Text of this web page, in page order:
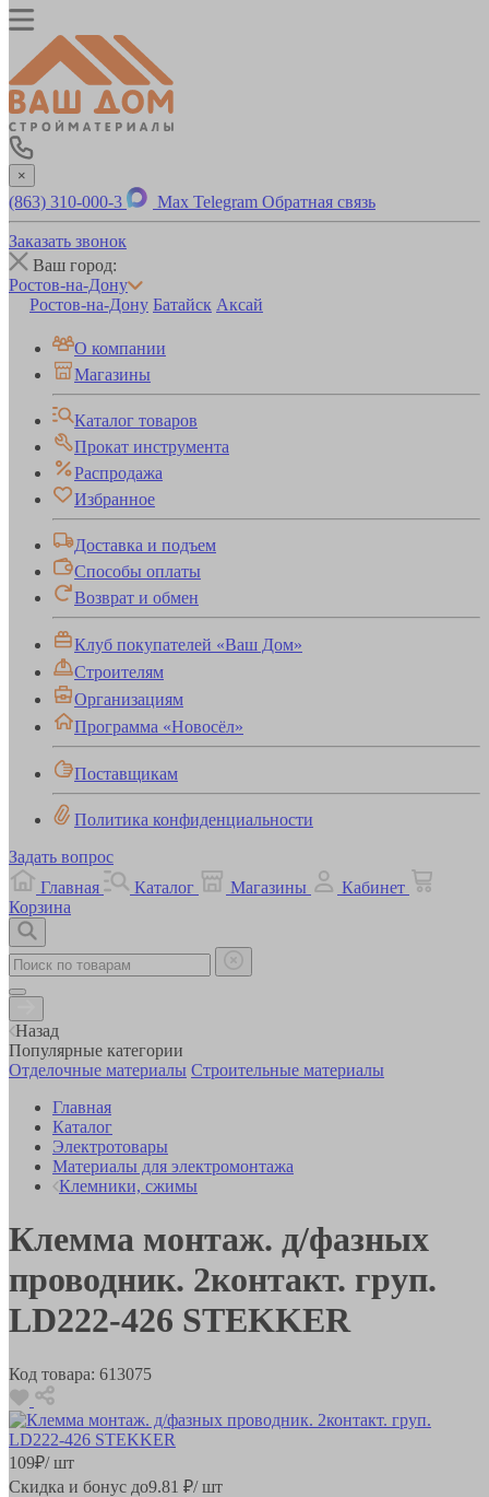
×
(863) 310-000-3 Max Telegram Обратная связь
Заказать звонок
Ваш город:
Ростов-на-Дону
Ростов-на-Дону Батайск Аксай
О компании
Магазины
Каталог товаров
Прокат инструмента
Распродажа
Избранное
Доставка и подъем
Способы оплаты
Возврат и обмен
Клуб покупателей «Ваш Дом»
Строителям
Организациям
Программа «Новосёл»
Поставщикам
Политика конфиденциальности
Задать вопрос
Главная
Каталог Магазины
Кабинет
Корзина
Назад
Популярные категории
Отделочные материалы Строительные материалы
Главная
Каталог
Электротовары
Материалы для электромонтажа
Клемники, сжимы
Клемма монтаж. д/фазных
проводник. 2контакт. груп.
LD222-426 STEKKER
Код товара: 613075
109₽/ шт
Скидка и бонус до9.81 ₽/ шт